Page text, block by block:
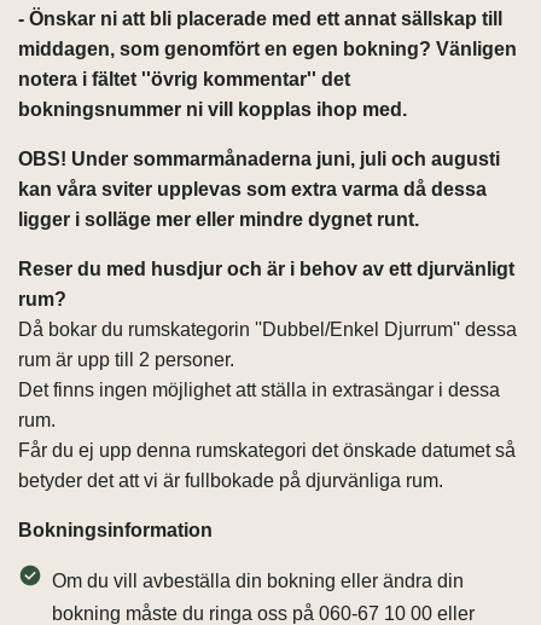
- Önskar ni att bli placerade med ett annat sällskap till
middagen, som genomfört en egen bokning? Vänligen
notera i fältet ''övrig kommentar'' det
bokningsnummer ni vill kopplas ihop med.
OBS! Under sommarmånaderna juni, juli och augusti
kan våra sviter upplevas som extra varma då dessa
ligger i solläge mer eller mindre dygnet runt.
Reser du med husdjur och är i behov av ett djurvänligt
rum?
Då bokar du rumskategorin ''Dubbel/Enkel Djurrum'' dessa
rum är upp till 2 personer.
Det finns ingen möjlighet att ställa in extrasängar i dessa
rum.
Får du ej upp denna rumskategori det önskade datumet så
betyder det att vi är fullbokade på djurvänliga rum.
Bokningsinformation
Om du vill avbeställa din bokning eller ändra din
bokning måste du ringa oss på 060-67 10 00 eller